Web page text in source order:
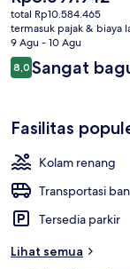
saat
ini
Rp8.697.942
total Rp10.584.465
termasuk pajak & biaya
9 Agu - 10 Agu
Ulasan
8,08,0 dari 10
Sangat
Fasilitas
Kolam renang
Transportasi
Tersedia parkir
Lihat semua